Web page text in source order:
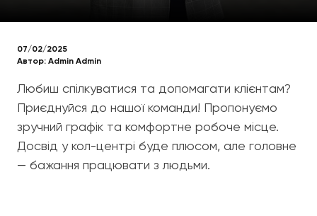
07/02/2025
Автор: Admin Admin
Любиш спілкуватися та допомагати клієнтам?
Приєднуйся до нашої команди! Пропонуємо
зручний графік та комфортне робоче місце.
Досвід у кол-центрі буде плюсом, але головне
— бажання працювати з людьми.